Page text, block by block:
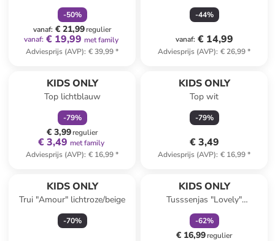
-50%
vanaf: € 21,99regulier
vanaf: € 19,99 met family
Adviesprijs (AVP): € 39,99*
-44%
vanaf: € 14,99
Adviesprijs (AVP): € 26,99*
KIDS ONLY
Top lichtblauw
-79%
€ 3,99regulier
€ 3,49 met family
Adviesprijs (AVP): € 16,99*
KIDS ONLY
Top wit
-79%
€ 3,49
Adviesprijs (AVP): € 16,99*
KIDS ONLY
Trui "Amour" lichtroze/beige
-70%
KIDS ONLY
Tusssenjas "Lovely"
donkerblauw
-62%
€ 16,99regulier